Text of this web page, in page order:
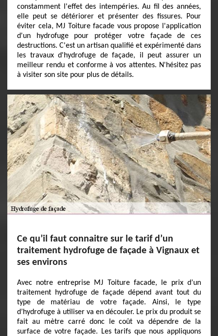
constamment l'effet des intempéries. Au fil des années,
elle peut se détériorer et présenter des fissures. Pour
éviter cela, MJ Toiture facade vous propose l'application
d'un hydrofuge pour protéger votre façade de ces
destructions. C'est un artisan qualifié et expérimenté dans
les travaux d'hydrofuge de façade, il peut assurer un
meilleur rendu et conforme à vos attentes. N'hésitez pas
à visiter son site pour plus de détails.
Ce qu’il faut connaitre sur le tarif d’un
traitement hydrofuge de façade à Vignaux et
ses environs
Avec notre entreprise MJ Toiture facade, le prix d’un
traitement hydrofuge de façade dépend avant tout du
type de matériau de votre façade. Ainsi, le type
d’hydrofuge à utiliser va en découler. Le prix du produit se
fait au mètre carré donc le coût va dépendre de la
surface de votre façade. Les tarifs que nous appliquons